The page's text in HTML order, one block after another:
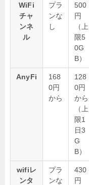
WiFi
チャ
ンネ
ル
プラ
ンな
し
500
円
（上
限5
0G
B）
AnyFi
168
0円
から
128
0円
から
（上
限1
日3
G
B）
wifiレ
ンタ
プラ
ンな
430
円